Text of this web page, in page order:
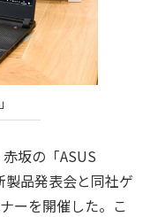
坂の「ASUS
製品発表会と同社ゲ
ーを開催した。こ